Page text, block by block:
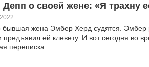
о своей жене: «Я трахну
бывшая жена Эмбер Херд судятся.
предъявил ей клевету. И вот сегодня во
переписка.